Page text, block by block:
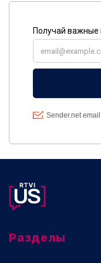
Разделы